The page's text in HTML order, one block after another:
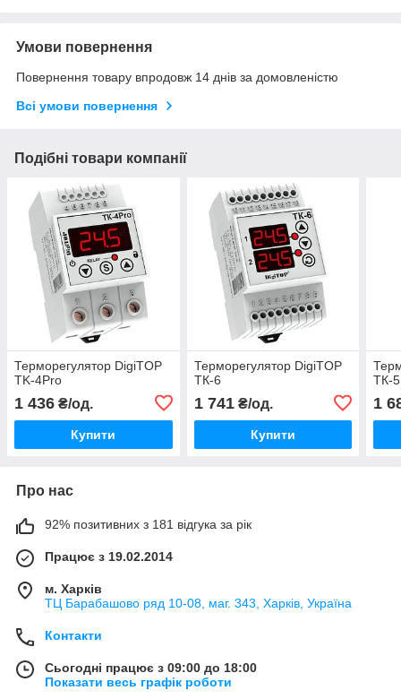
Умови повернення
Повернення товару впродовж 14 днів за домовленістю
Всі умови повернення
Подібні товари компанії
Терморегулятор DigiTOP
TK-4Pro
1 436 ₴/од.
Купити
Терморегулятор DigiTOP
ТК-6
1 741₴/од.
Купити
ТК-
1
Про нас
92% позитивних з 181 відгука за рік
Працює з 19.02.2014
м. Харків
ТЦ Барабашово ряд 10-08, маг. 343, Харків, Україна
Контакти
Сьогодні працює з 09:00 до 18:00
Показати весь графік роботи